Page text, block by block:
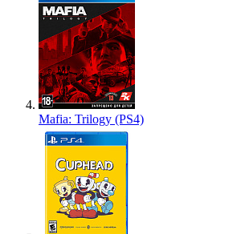
Mafia: Trilogy (PS4)